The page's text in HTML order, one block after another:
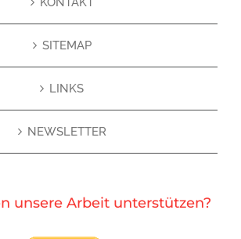
SITEMAP
LINKS
NEWSLETTER
unsere Arbeit unterstützen?